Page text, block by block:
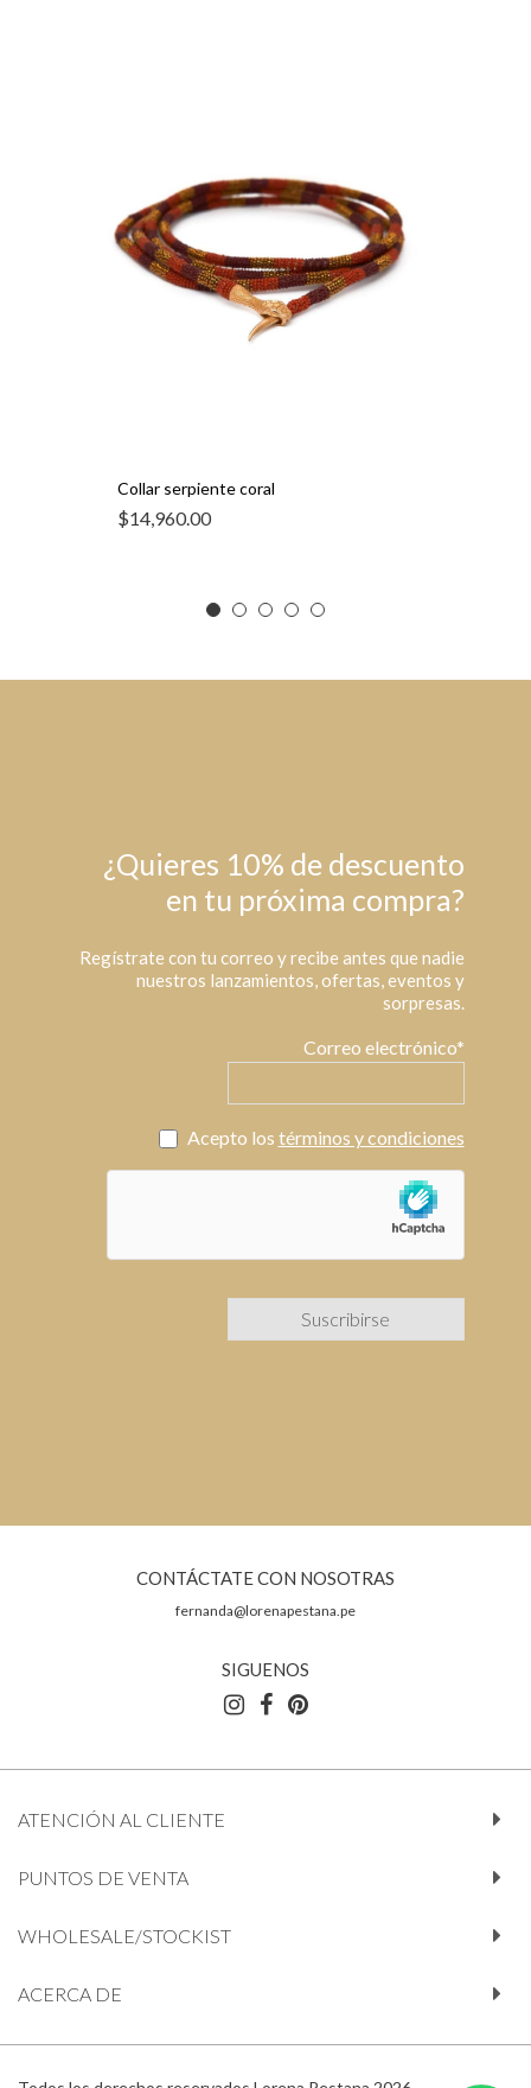
Collar serpiente coral
$14,960.00
¿Quieres 10% de descuento
en tu próxima compra?
Regístrate con tu correo y recibe antes que nadie
nuestros lanzamientos, ofertas, eventos y
sorpresas.
Correo electrónico*
Acepto los términos y condiciones
CONTÁCTATE CON NOSOTRAS
fernanda@lorenapestana.pe
SIGUENOS
ATENCIÓN AL CLIENTE
PUNTOS DE VENTA
WHOLESALE/STOCKIST
ACERCA DE